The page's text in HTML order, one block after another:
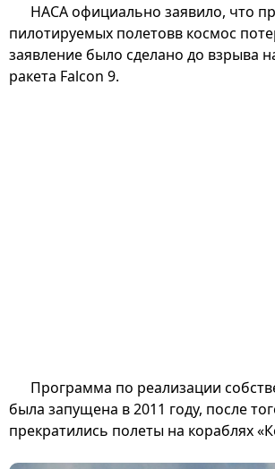
НАСА официально заявило, что
пилотируемых полетовв космос
заявление было сделано до взрыва
ракета Falcon 9.
Программа по реализации
была запущена в 2011 году, после
прекратились полеты на кораблях